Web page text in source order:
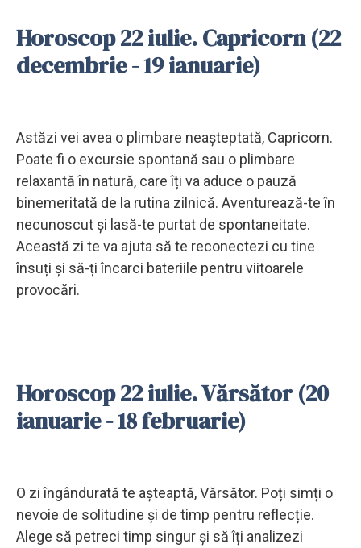
Horoscop 22 iulie. Capricorn (22
decembrie - 19 ianuarie)
Astăzi vei avea o plimbare neașteptată, Capricorn.
Poate fi o excursie spontană sau o plimbare
relaxantă în natură, care îți va aduce o pauză
binemeritată de la rutina zilnică. Aventurează-te în
necunoscut și lasă-te purtat de spontaneitate.
Această zi te va ajuta să te reconectezi cu tine
însuți și să-ți încarci bateriile pentru viitoarele
provocări.
Horoscop 22 iulie. Vărsător (20
ianuarie - 18 februarie)
O zi îngândurată te așteaptă, Vărsător. Poți simți o
nevoie de solitudine și de timp pentru reflecție.
Alege să petreci timp singur și să îți analizezi